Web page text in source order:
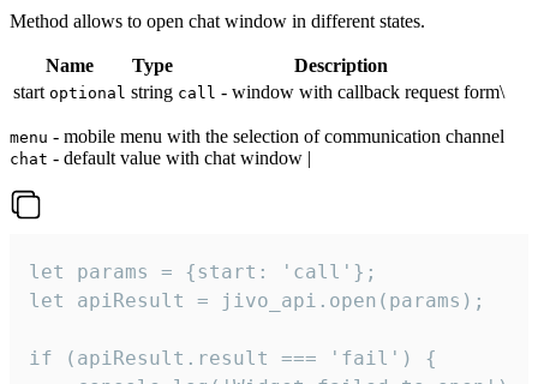
Method allows to open chat window in different states.
Name Type
Description
start optional string call - window with callback request form\
menu - mobile menu with the selection of communication channel
chat - default value with chat window |
let params = {start: 'call'};
let apiResult = jivo_api.open(params);
if (apiResult.result === 'fail') {